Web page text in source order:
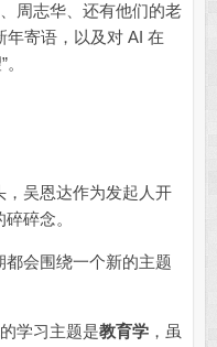
周志华、还有他们的老
年寄语，以及对 AI 在
吴恩达作为发起人开
碎念。
会围绕一个新的主题
学习主题是教育学，虽